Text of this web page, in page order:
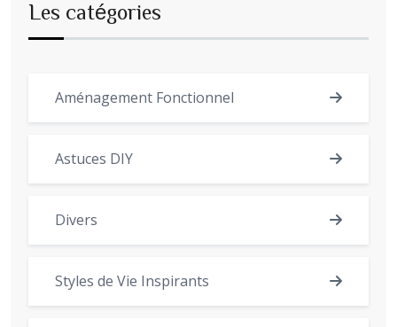
Les catégories
Aménagement Fonctionnel
Astuces DIY
Divers
Styles de Vie Inspirants